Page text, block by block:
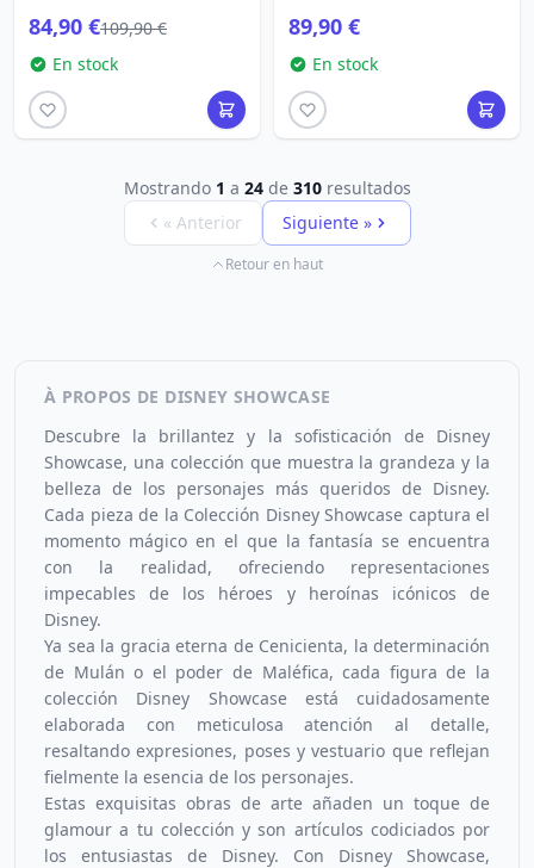
84,90 €109,90 €
En stock
89,90 €
En stock
Mostrando 1 a 24de 310resultados
« Anterior
Siguiente »
Retour en haut
À PROPOS DE DISNEY SHOWCASE
Descubre la brillantez y la sofisticación de Disney
Showcase, una colección que muestra la grandeza y la
belleza de los personajes más queridos de Disney.
Cada pieza de la Colección Disney Showcase captura el
momento mágico en el que la fantasía se encuentra
con la realidad, ofreciendo representaciones
impecables de los héroes y heroínas icónicos de
Disney.
Ya sea la gracia eterna de Cenicienta, la determinación
de Mulán o el poder de Maléfica, cada figura de la
colección Disney Showcase está cuidadosamente
elaborada con meticulosa atención al detalle,
resaltando expresiones, poses y vestuario que reflejan
fielmente la esencia de los personajes.
Estas exquisitas obras de arte añaden un toque de
glamour a tu colección y son artículos codiciados por
los entusiastas de Disney. Con Disney Showcase,